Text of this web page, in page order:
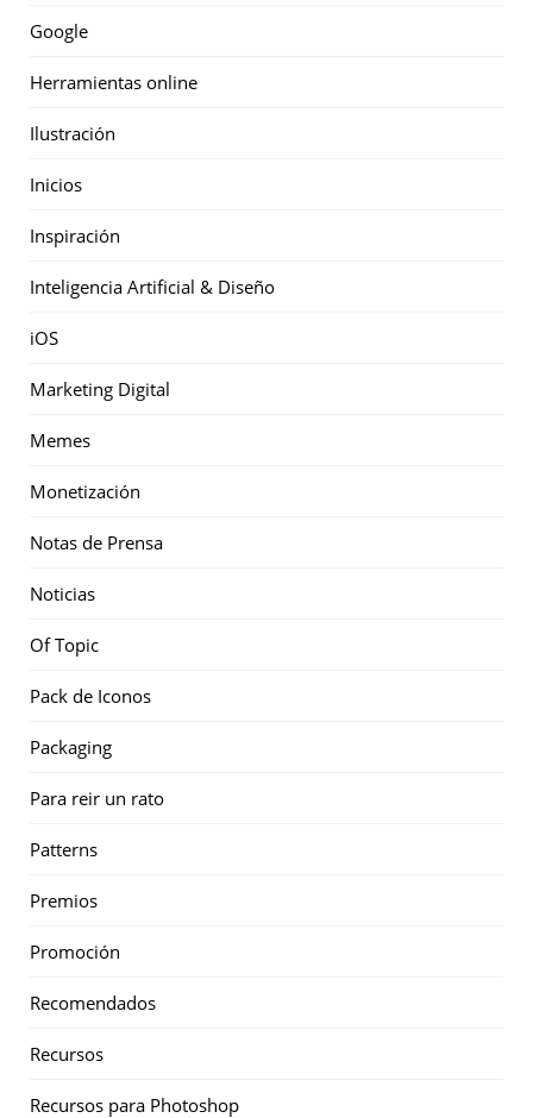
Google
Herramientas online
Ilustración
Inicios
Inspiración
Inteligencia Artificial & Diseño
iOS
Marketing Digital
Memes
Monetización
Notas de Prensa
Noticias
Of Topic
Pack de Iconos
Packaging
Para reir un rato
Patterns
Premios
Promoción
Recomendados
Recursos
Recursos para Photoshop